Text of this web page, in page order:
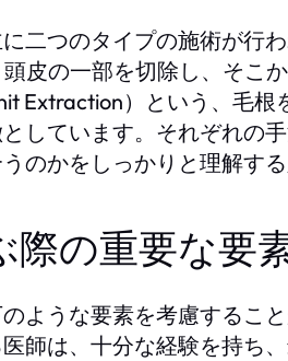
二つのタイプの施術が行
皮の一部を切除し、そこ
Extraction）という、毛
しています。それぞれの
のかをしっかりと理解する
際の重要な要
ような要素を考慮するこ
師は、十分な経験を持ち